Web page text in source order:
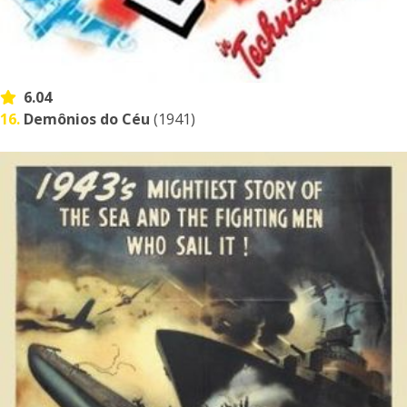
6.04
16. Demônios do Céu (1941)